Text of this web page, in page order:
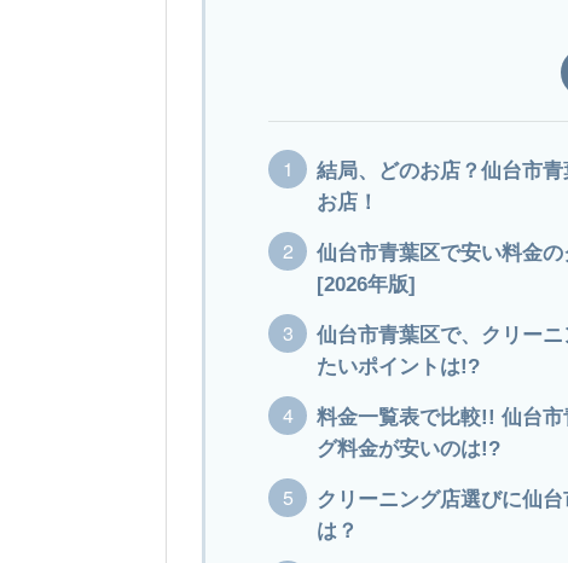
結局、どのお店？仙台市
お店！
仙台市青葉区で安い料金
[2026年版]
仙台市青葉区で、クリー
たいポイントは!?
料金一覧表で比較!! 仙台
グ料金が安いのは!?
クリーニング店選びに仙
は？